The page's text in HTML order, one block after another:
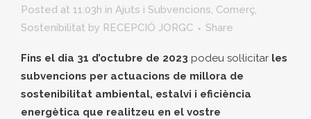
Posted at 11:03h in Ajuts i Subvencions, Comerç,
Sostenibilitat by RECEPCIÓ JORGC Share
Fins el dia 31 d’octubre de 2023 podeu sol·licitar les
subvencions per actuacions de millora de
sostenibilitat ambiental, estalvi i eficiència
energètica que realitzeu en el vostre